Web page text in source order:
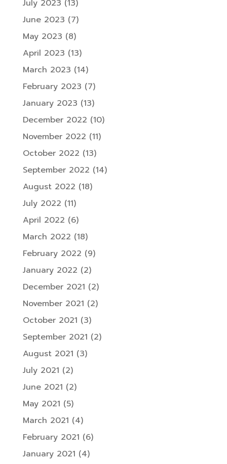
July 2023 (13)
June 2023 (7)
May 2023 (8)
April 2023 (13)
March 2023 (14)
February 2023 (7)
January 2023 (13)
December 2022 (10)
November 2022 (11)
October 2022 (13)
September 2022 (14)
August 2022 (18)
July 2022 (11)
April 2022 (6)
March 2022 (18)
February 2022 (9)
January 2022 (2)
December 2021 (2)
November 2021 (2)
October 2021 (3)
September 2021 (2)
August 2021 (3)
July 2021 (2)
June 2021 (2)
May 2021 (5)
March 2021 (4)
February 2021 (6)
January 2021 (4)